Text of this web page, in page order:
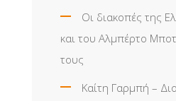
Οι διακοπές της
και του Αλμπέρτο
τους
Καίτη Γαρμπή –